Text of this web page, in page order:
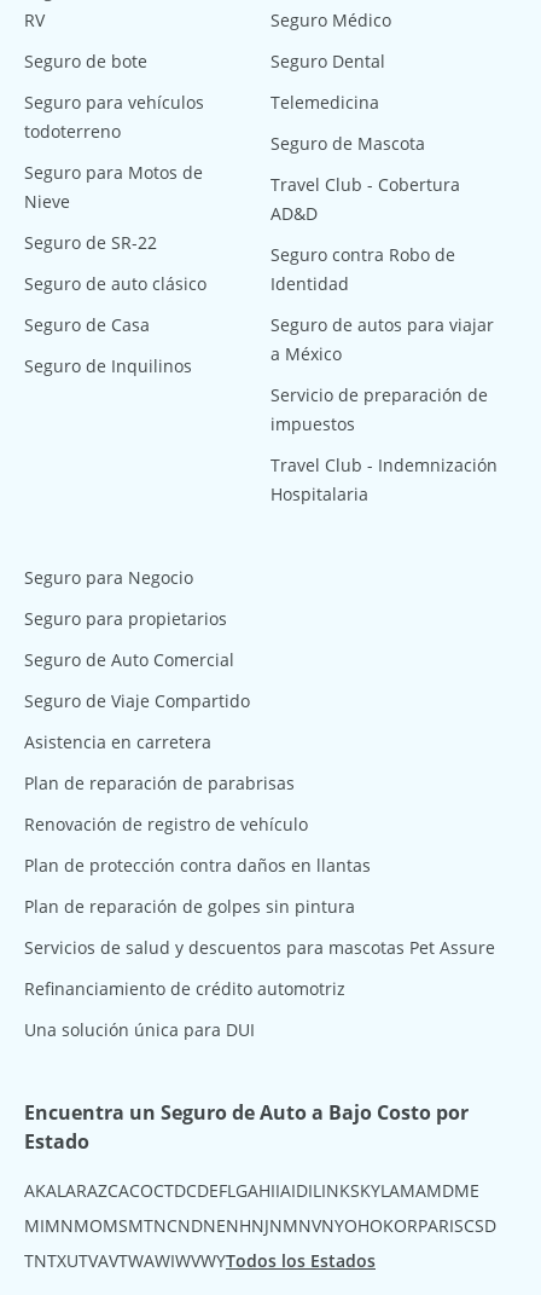
RV
Seguro de bote
Seguro para vehículos
todoterreno
Seguro para Motos de
Nieve
Seguro de SR-22
Seguro de auto clásico
Seguro de Casa
Seguro de Inquilinos
Seguro Médico
Seguro Dental
Telemedicina
Seguro de Mascota
Travel Club - Cobertura
AD&D
Seguro contra Robo de
Identidad
Seguro de autos para viajar
a México
Servicio de preparación de
impuestos
Travel Club - Indemnización
Hospitalaria
Seguro para Negocio
Seguro para propietarios
Seguro de Auto Comercial
Seguro de Viaje Compartido
Asistencia en carretera
Plan de reparación de parabrisas
Renovación de registro de vehículo
Plan de protección contra daños en llantas
Plan de reparación de golpes sin pintura
Servicios de salud y descuentos para mascotas Pet Assure
Refinanciamiento de crédito automotriz
Una solución única para DUI
Encuentra un Seguro de Auto a Bajo Costo por
Estado
AKAL ARAZCACOCTDCDEFL GAHIIAIDIL INKSKYLAMAMDME
MIMNMOMSMTNCNDNENHNJNMNVNYOHOKORPARISCSD
TNTXUTVAVTWAWIWVWYTodos los Estados